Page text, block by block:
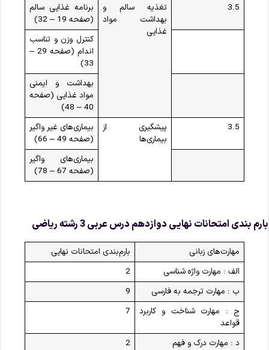
3.5
تغذیه سالم و
بهداشت مواد
غذایی
برنامه غذایی سالم
(صفحه 19 – 32)
کنترل وزن و تناسب
اندام (صفحه 29 –
33)
بهداشت و ایمنی
مواد غذایی (صفحه
40 – 48)
3.5
پیشگیری از
بیماری‌ها
بیماری‌های غیر واگیر
(صفحه 49 – 66)
بیماری‌های واگیر
(صفحه 67 – 78)
بندی امتحانات نهایی دوازدهم درس عربی 3 رشته ریاضی
مهارت‌های زبانی
بارم‌بندی امتحانات نهایی
الف : مهارت واژه شناسی
2
ب : مهارت ترجمه به فارسی
9
ج : مهارت شناخت و کاربرد
قواعد
7
د : مهارت درک و فهم 2